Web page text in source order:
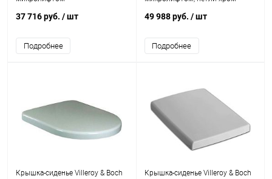
37 716 руб. / шт
Подробнее
49 988 руб. / шт
Подробнее
Крышка-сиденье Villeroy & Boch
Крышка-сиденье Villeroy & Boch